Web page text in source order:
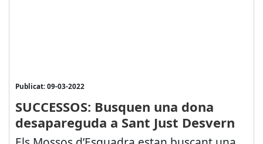
Publicat: 09-03-2022
SUCCESSOS: Busquen una dona
desapareguda a Sant Just Desvern